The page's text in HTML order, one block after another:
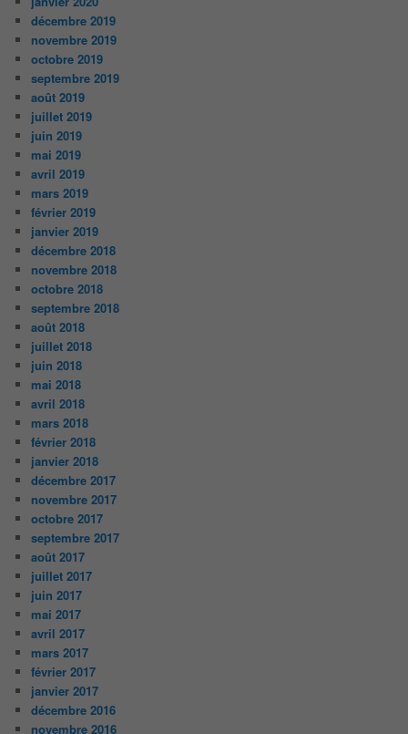
décembre 2019
novembre 2019
octobre 2019
septembre 2019
août 2019
juillet 2019
juin 2019
mai 2019
avril 2019
mars 2019
février 2019
janvier 2019
décembre 2018
novembre 2018
octobre 2018
septembre 2018
août 2018
juillet 2018
juin 2018
mai 2018
avril 2018
mars 2018
février 2018
janvier 2018
décembre 2017
novembre 2017
octobre 2017
septembre 2017
août 2017
juillet 2017
juin 2017
mai 2017
avril 2017
mars 2017
février 2017
janvier 2017
décembre 2016
novembre 2016